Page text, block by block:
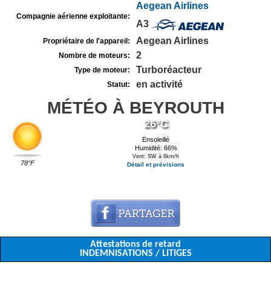
Compagnie aérienne exploitante:
Aegean Airlines
A3
Propriétaire de l'appareil: Aegean Airlines
Nombre de moteurs: 2
Type de moteur: Turboréacteur
Statut: en activité
MÉTÉO À BEYROUTH
78°F
26°C
Ensoleillé
Humidité: 66%
Vent: SW à 8km/h
Détail et prévisions
Attestations de retard
INDEMNISATIONS / LITIGES